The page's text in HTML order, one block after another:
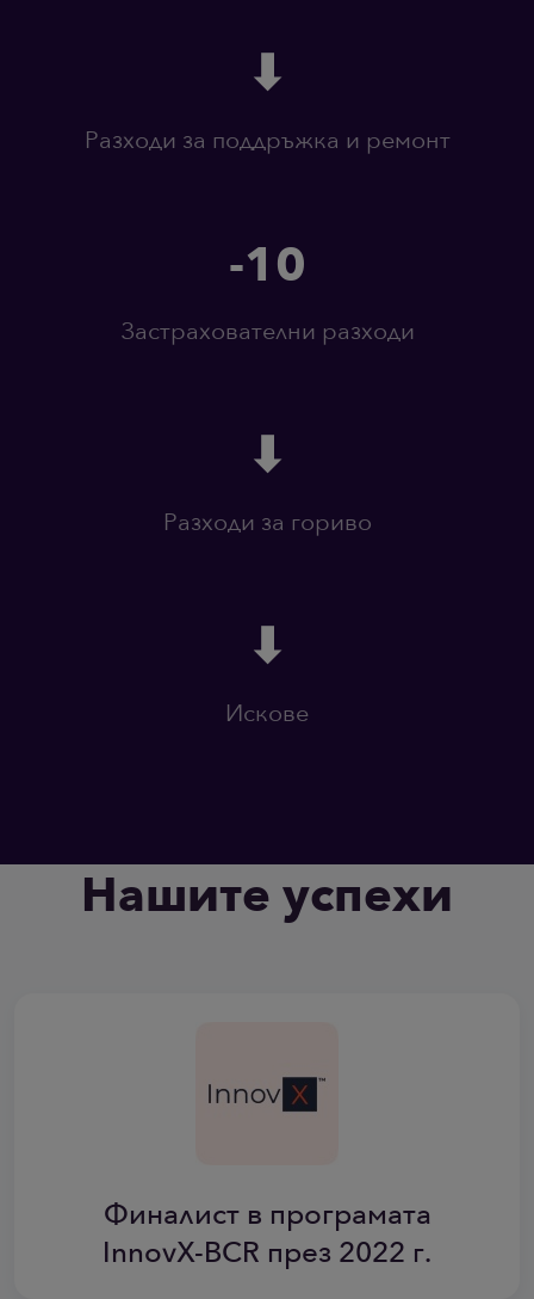
⬇
Разходи за поддръжка и ремонт
-10
Застрахователни разходи
⬇
Разходи за гориво
⬇
Искове
Нашите успехи
Финалист в програмата
InnovX-BCR през 2022 г.